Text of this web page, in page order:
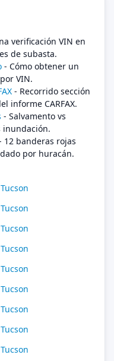
verificación VIN en
de subasta.
- Cómo obtener un
VIN.
- Recorrido sección
informe CARFAX.
- Salvamento vs
inundación.
12 banderas rojas
por huracán.